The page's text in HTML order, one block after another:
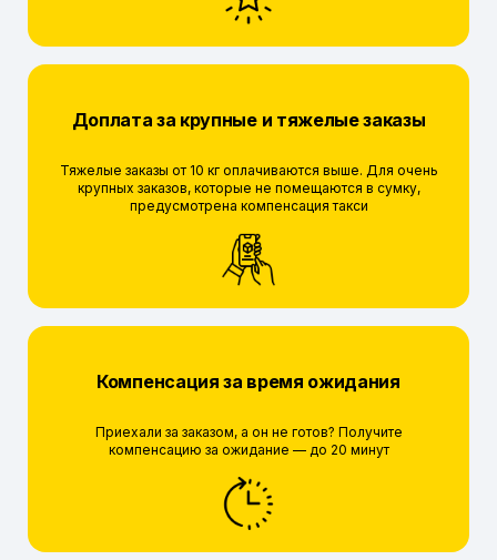
Доплата за крупные и тяжелые заказы
Тяжелые заказы от 10 кг оплачиваются выше. Для очень
крупных заказов, которые не помещаются в сумку,
предусмотрена компенсация такси
Компенсация за время ожидания
Приехали за заказом, а он не готов? Получите
компенсацию за ожидание — до 20 минут